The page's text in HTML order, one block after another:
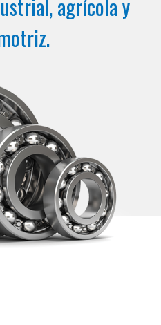
agrícola y